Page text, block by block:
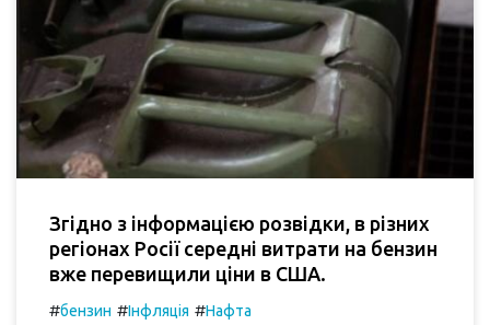
Згідно з інформацією розвідки, в різних
регіонах Росії середні витрати на бензин
вже перевищили ціни в США.
#бензин #Інфляція #Нафта